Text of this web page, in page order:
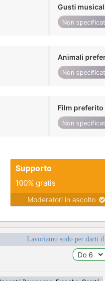
Gusti
Non
Animali
Non
Film preferito
Non
Supporto
100% gratis
Moderatori in ascolto
Lavoriamo sodo per darti